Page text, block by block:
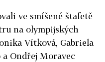
ve smíšené štafetě
na olympijských
Vítková, Gabriela
a Ondřej Moravec